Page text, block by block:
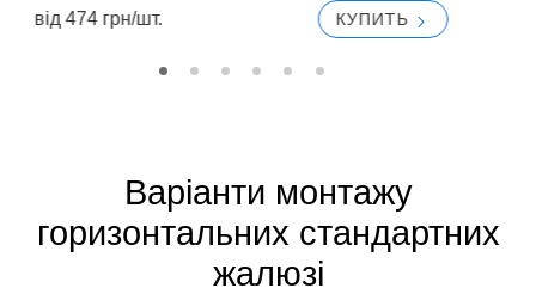
вiд 474 грн/шт. КУПИТЬ
Варіанти монтажу
горизонтальних стандартних
жалюзі